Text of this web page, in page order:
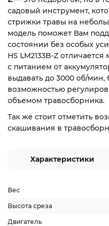
садовый инструмент,
стрижки травы на
модель поможет Вам
состоянии без особых
HS LM2133B-Z
с питанием от
выдавать до 3000 об/
возможностью
объемом травосборника.
Так же стоит отметить
скашивания в
Характеристики
Вес
Высота среза
Двигатель